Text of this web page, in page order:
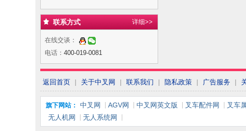
联系方式 详细>>
在线交谈：
电话： 400-019-0081
返回首页 | 关于中叉网 | 联系我们 | 隐私政策 | 广告服务 |
旗下网站： 中叉网 AGV网 中叉网英文版 叉车配件网 叉车
无人机网
无人系统网